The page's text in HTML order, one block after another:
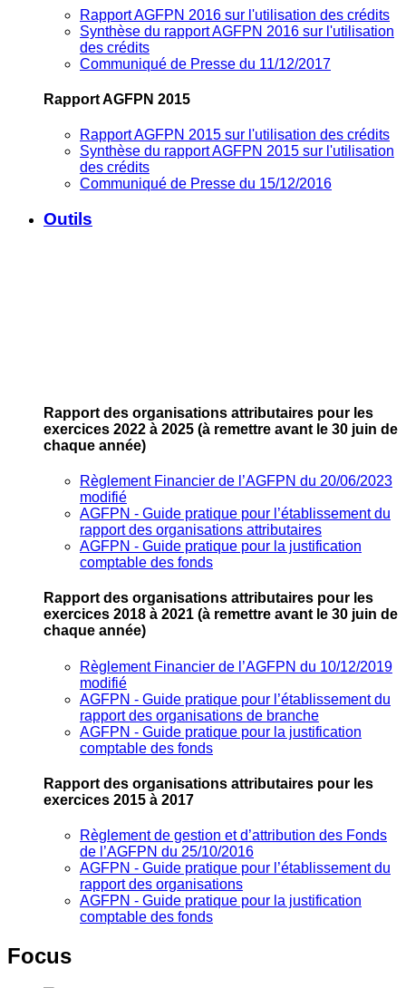
Rapport AGFPN 2016 sur l'utilisation des crédits
Synthèse du rapport AGFPN 2016 sur l'utilisation
des crédits
Communiqué de Presse du 11/12/2017
Rapport AGFPN 2015
Rapport AGFPN 2015 sur l'utilisation des crédits
Synthèse du rapport AGFPN 2015 sur l'utilisation
des crédits
Communiqué de Presse du 15/12/2016
Outils
Rapport des organisations attributaires pour les
exercices 2022 à 2025 (à remettre avant le 30 juin de
chaque année)
Règlement Financier de l’AGFPN du 20/06/2023
modifié
AGFPN ‐ Guide pratique pour l’établissement du
rapport des organisations attributaires
AGFPN ‐ Guide pratique pour la justification
comptable des fonds
Rapport des organisations attributaires pour les
exercices 2018 à 2021 (à remettre avant le 30 juin de
chaque année)
Règlement Financier de l’AGFPN du 10/12/2019
modifié
AGFPN ‐ Guide pratique pour l’établissement du
rapport des organisations de branche
AGFPN ‐ Guide pratique pour la justification
comptable des fonds
Rapport des organisations attributaires pour les
exercices 2015 à 2017
Règlement de gestion et d’attribution des Fonds
de l’AGFPN du 25/10/2016
AGFPN ‐ Guide pratique pour l’établissement du
rapport des organisations
AGFPN ‐ Guide pratique pour la justification
comptable des fonds
Focus